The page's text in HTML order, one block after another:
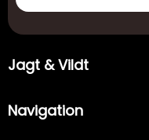
Jagt & Vildt
Navigation